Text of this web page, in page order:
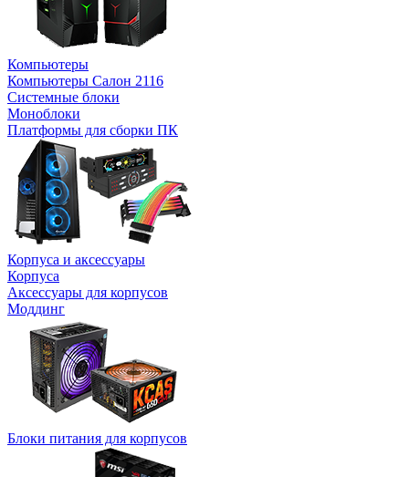
Компьютеры
Компьютеры Салон 2116
Системные блоки
Моноблоки
Платформы для сборки ПК
Корпуса и аксессуары
Корпуса
Аксессуары для корпусов
Моддинг
Блоки питания для корпусов